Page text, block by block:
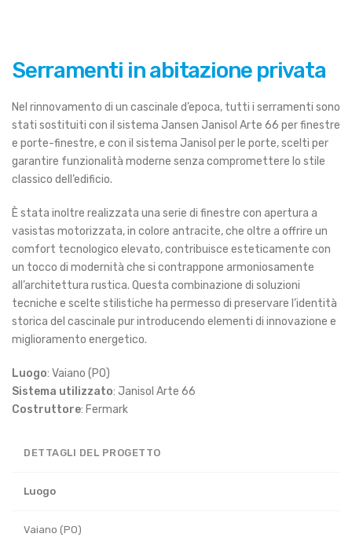
Serramenti in abitazione privata
Nel rinnovamento di un cascinale d’epoca, tutti i serramenti sono
stati sostituiti con il sistema Jansen Janisol Arte 66 per finestre
e porte-finestre, e con il sistema Janisol per le porte, scelti per
garantire funzionalità moderne senza compromettere lo stile
classico dell’edificio.
È stata inoltre realizzata una serie di finestre con apertura a
vasistas motorizzata, in colore antracite, che oltre a offrire un
comfort tecnologico elevato, contribuisce esteticamente con
un tocco di modernità che si contrappone armoniosamente
all’architettura rustica. Questa combinazione di soluzioni
tecniche e scelte stilistiche ha permesso di preservare l’identità
storica del cascinale pur introducendo elementi di innovazione e
miglioramento energetico.
Luogo: Vaiano (PO)
Sistema utilizzato: Janisol Arte 66
Costruttore: Fermark
DETTAGLI DEL PROGETTO
Luogo
Vaiano (PO)